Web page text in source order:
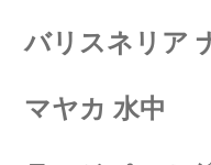
バリスネリア
マヤカ 水中